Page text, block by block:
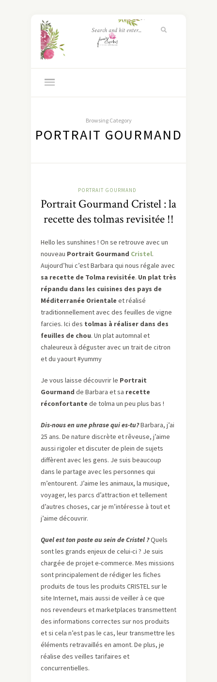
Browsing Category
PORTRAIT GOURMAND
PORTRAIT GOURMAND
Portrait Gourmand Cristel : la
recette des tolmas revisitée !!
Hello les sunshines ! On se retrouve avec un
nouveau Portrait Gourmand Cristel.
Aujourd’hui c’est Barbara qui nous régale avec
sa recette de Tolma revisitée. Un plat très
répandu dans les cuisines des pays de
Méditerranée Orientale et réalisé
traditionnellement avec des feuilles de vigne
farcies. Ici des tolmas à réaliser dans des
feuilles de chou. Un plat automnal et
chaleureux à déguster avec un trait de citron
et du yaourt #yummy
Je vous laisse découvrir le Portrait
Gourmand de Barbara et sa recette
réconfortante de tolma un peu plus bas !
Dis-nous en une phrase qui es-tu?Barbara, j’ai
25 ans. De nature discrète et rêveuse, j’aime
aussi rigoler et discuter de plein de sujets
diffèrent avec les gens. Je suis beaucoup
dans le partage avec les personnes qui
m’entourent. J’aime les animaux, la musique,
voyager, les parcs d’attraction et tellement
d’autres choses, car je m’intéresse à tout et
j’aime découvrir.
Quel est ton poste au sein de Cristel ?Quels
sont les grands enjeux de celui-ci ? Je suis
chargée de projet e-commerce. Mes missions
sont principalement de rédiger les fiches
produits de tous les produits CRISTEL sur le
site Internet, mais aussi de veiller à ce que
nos revendeurs et marketplaces transmettent
des informations correctes sur nos produits
et si cela n’est pas le cas, leur transmettre les
éléments retravaillés en amont. De plus, je
réalise des veilles tarifaires et
concurrentielles.